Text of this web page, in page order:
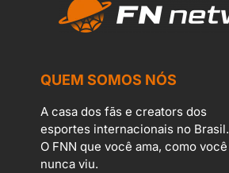
QUEM SOMOS NÓS
A casa dos fãs e creators dos
esportes internacionais no Brasil.
O FNN que você ama, como você
nunca viu.